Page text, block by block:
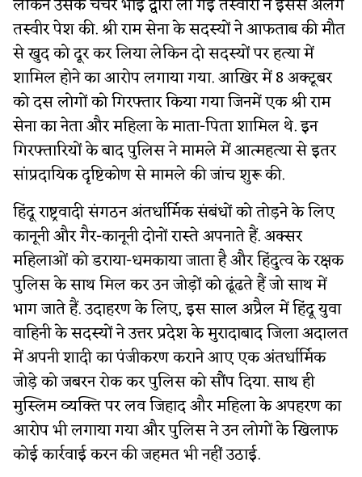
तस्वीर पेश की. श्री राम सेना के सदस्यों ने आफताब की मौत
से खुद को दूर कर लिया लेकिन दो सदस्यों पर हत्या में
शामिल होने का आरोप लगाया गया. आखिर में 8 अक्टूबर
को दस लोगों को गिरफ्तार किया गया जिनमें एक श्री राम
सेना का नेता और महिला के माता-पिता शामिल थे. इन
गिरफ्तारियों के बाद पुलिस ने मामले में आत्महत्या से इतर
सांप्रदायिक दृष्टिकोण से मामले की जांच शुरू की.
हिंदू राष्ट्रवादी संगठन अंतर्धार्मिक संबंधों को तोड़ने के लिए
कानूनी और गैर-कानूनी दोनों रास्ते अपनाते हैं. अक्सर
महिलाओं को डराया-धमकाया जाता है और हिंदुत्व के रक्षक
पुलिस के साथ मिल कर उन जोड़ों को ढूंढते हैं जो साथ में
भाग जाते हैं. उदाहरण के लिए, इस साल अप्रैल में हिंदू युवा
वाहिनी के सदस्यों ने उत्तर प्रदेश के मुरादाबाद जिला अदालत
में अपनी शादी का पंजीकरण कराने आए एक अंतर्धार्मिक
जोड़े को जबरन रोक कर पुलिस को सौंप दिया. साथ ही
मुस्लिम व्यक्ति पर लव जिहाद और महिला के अपहरण का
आरोप भी लगाया गया और पुलिस ने उन लोगों के खिलाफ
कोई कार्रवाई करन की जहमत भी नहीं उठाई.